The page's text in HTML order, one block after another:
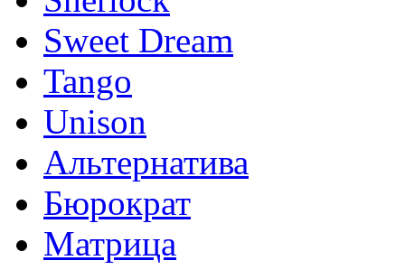
Sweet Dream
Tango
Unison
Альтернатива
Бюрократ
Матрица